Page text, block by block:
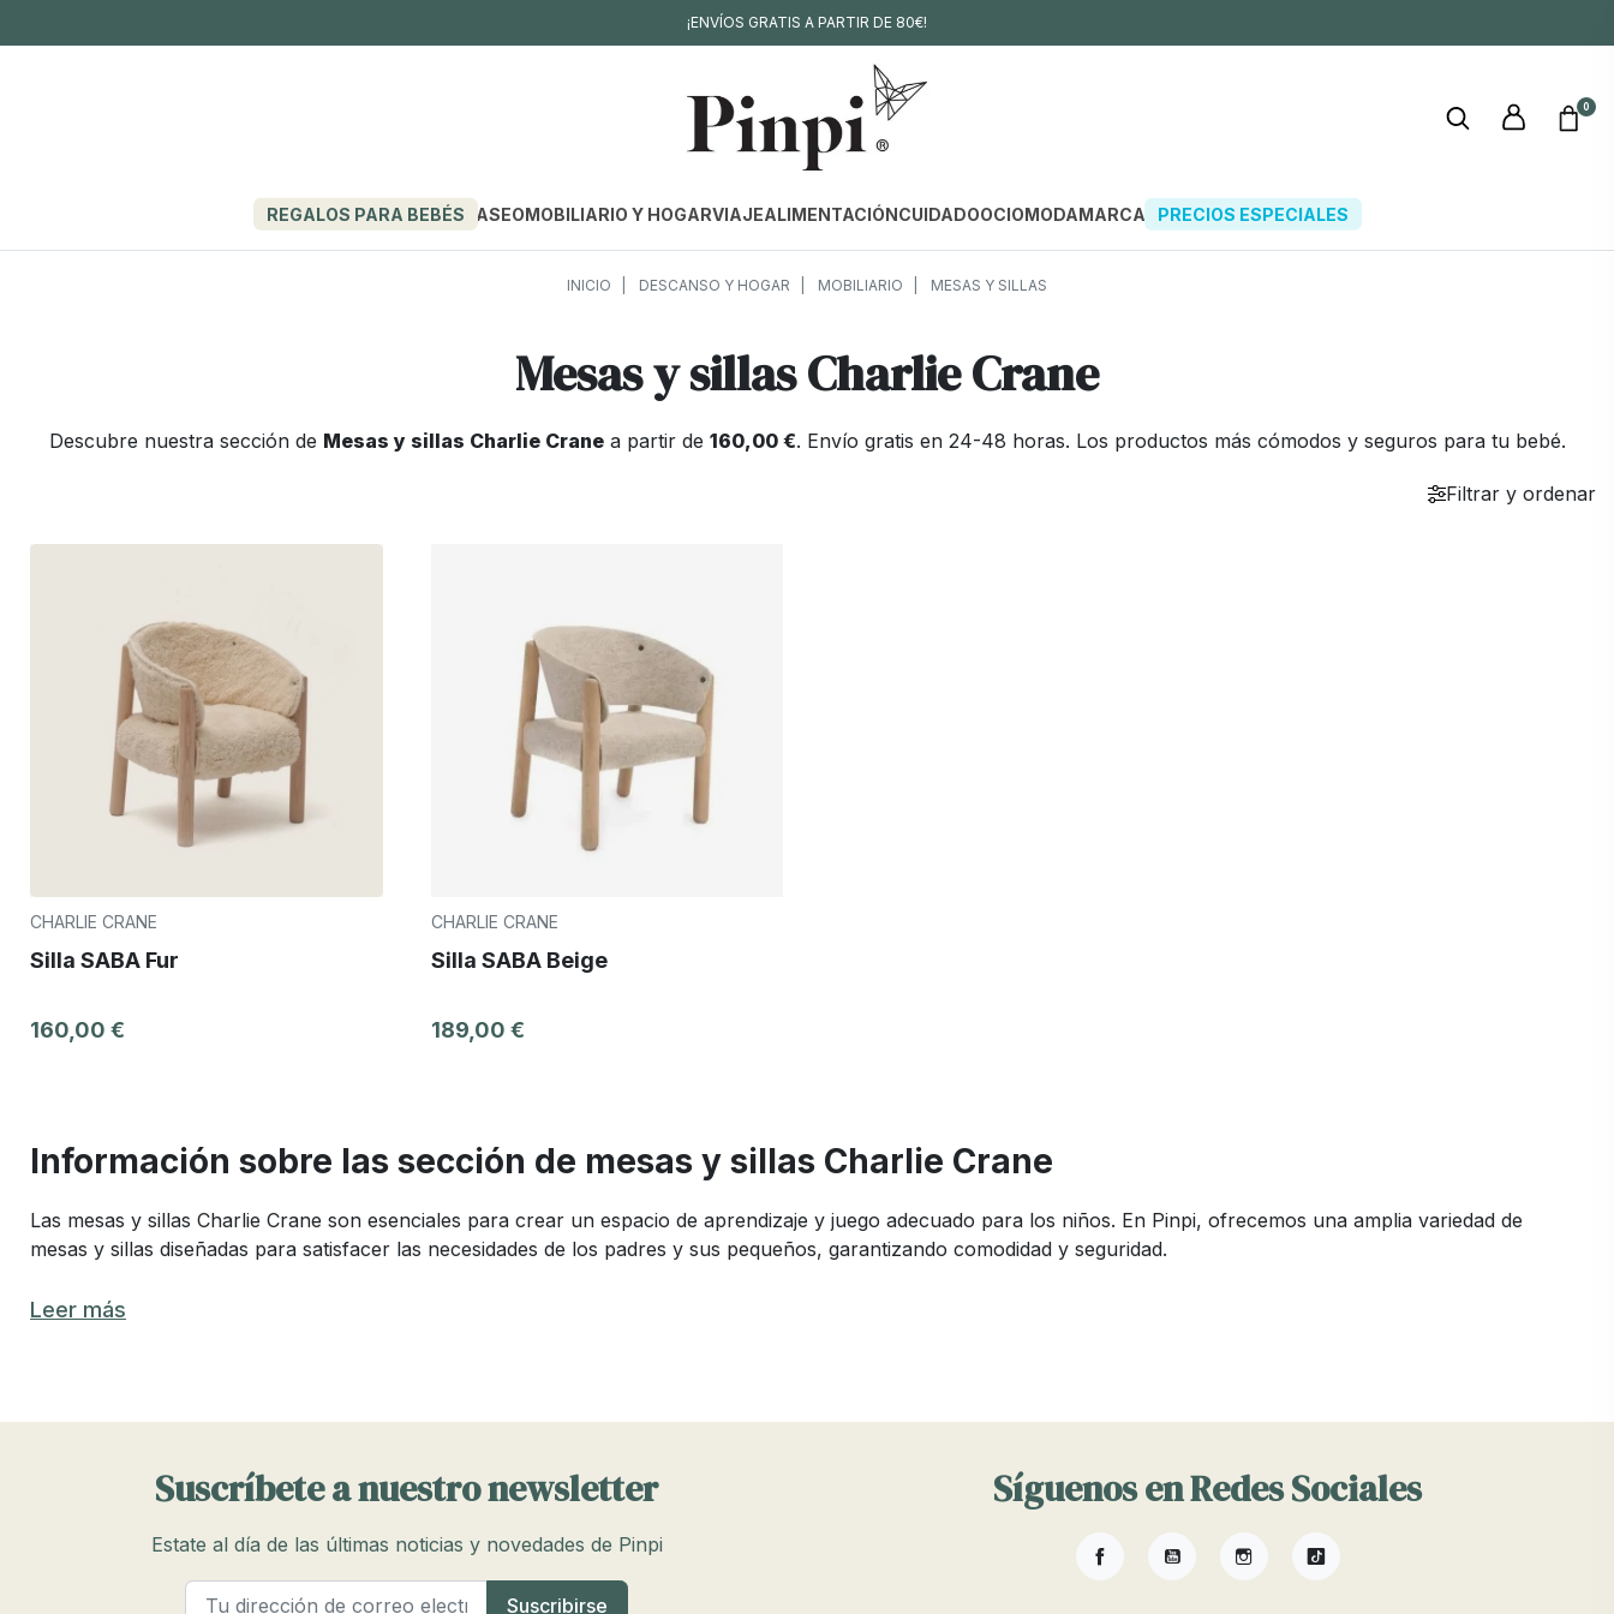
¡ENVÍOS GRATIS A PARTIR DE 80€!
0
REGALOS PARA BEBÉS PASEOMOBILIARIO Y HOGARVIAJEALIMENTACIÓNCUIDADOOCIOMODAMARCAS PRECIOS ESPECIALES
INICIO DESCANSO Y HOGAR MOBILIARIO MESAS Y SILLAS
Mesas y sillas Charlie Crane
Descubre nuestra sección de Mesas y sillas Charlie Cranea partir de 160,00 €. Envío gratis en 24-48 horas. Los productos más cómodos y seguros para tu bebé.
Filtrar y ordenar
CHARLIE CRANE
Silla SABA Fur
160,00 €
CHARLIE CRANE
Silla SABA Beige
189,00 €
Información sobre las sección de mesas y sillas Charlie Crane
Las mesas y sillas Charlie Crane son esenciales para crear un espacio de aprendizaje y juego adecuado para los niños. En Pinpi, ofrecemos una amplia variedad de
mesas y sillas diseñadas para satisfacer las necesidades de los padres y sus pequeños, garantizando comodidad y seguridad.
¿Cuales son las mejores mesas y sillas para niños?
características adicionales como almacenamiento incorporado, diseños temáticos y bordes redondeados para mayor seguridad.
Al buscar mesas y sillas para niños Charlie Crane, es importante considerar varias características clave:
Leer más
Suscríbete a nuestro newsletter
Estate al día de las últimas noticias y novedades de Pinpi
Síguenos en Redes Sociales
FacebookYouTubeInstagramTikTok